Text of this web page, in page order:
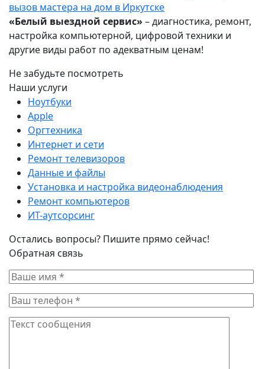
вызов мастера на дом в Иркутске
«Белый выездной сервис» – диагностика, ремонт,
настройка компьютерной, цифровой техники и
другие виды работ по адекватным ценам!
Не забудьте посмотреть
Наши услуги
Ноутбуки
Apple
Оргтехника
Интернет и сети
Ремонт телевизоров
Данные и файлы
Установка и настройка видеонаблюдения
Ремонт компьютеров
ИТ-аутсорсинг
Остались вопросы? Пишите прямо сейчас!
Обратная связь